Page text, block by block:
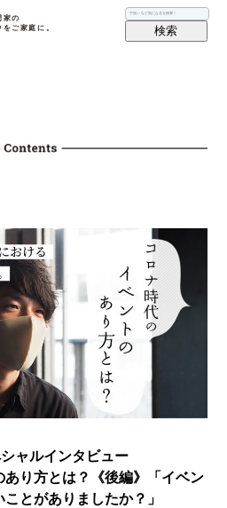
家の
ご家庭に。
検索
ャルインタビュー
あり方とは？《後編》「イベン
とがありましたか？」